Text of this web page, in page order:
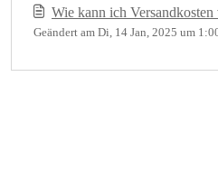
Wie kann ich Versandkosten
Geändert am Di, 14 Jan, 2025 um